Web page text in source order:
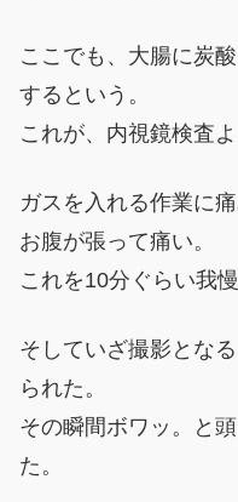
ここでも、大腸に炭
するという。
これが、内視鏡検査
ガスを入れる作業に
お腹が張って痛い。
これを10分ぐらい我
そしていざ撮影とな
られた。
その瞬間ボワッ。と
た。